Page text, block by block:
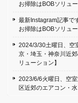
お掃除はBOBソリュー
最新Instagram記事で
お掃除はBOBソリュー
2024/3/30土曜日、空
京・埼玉・神奈川近
リューション】
2023/6/6火曜日、空
区近郊のエアコン・